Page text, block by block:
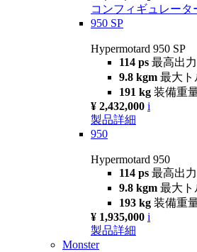
コンフィギュレータ
950 SP
Hypermotard 950 SP
114 ps 最高出力
9.8 kgm 最大ト
191 kg 装備重
¥ 2,432,000 i
製品詳細
950
Hypermotard 950
114 ps 最高出力
9.8 kgm 最大ト
193 kg 装備重
¥ 1,935,000 i
製品詳細
Monster